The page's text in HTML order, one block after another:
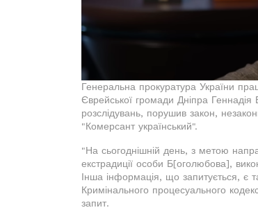
Генеральна прокуратура України
Єврейської громади Дніпра
розслідувань, порушив закон,
"Комерсант український".
"На сьогоднішній день, з метою
екстрадиції особи Б[оголюбова],
Інша інформація, що запитується, є
Кримінального процесуального
запит.